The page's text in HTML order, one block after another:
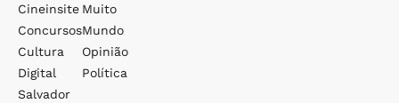
Cineinsite
Concursos
Cultura
Digital
Salvador
Muito
Mundo
Opinião
Política